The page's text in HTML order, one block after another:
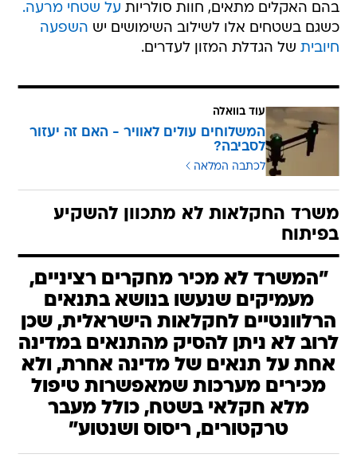
בהם האקלים מתאים, חוות סולריות על שטחי מרעה.
כשגם בשטחים אלו לשילוב השימושים יש השפעה
חיובית של הגדלת המזון לעדרים.
עוד בוואלה
המשלוחים עולים לאוויר - האם זה יעזור
לסביבה?
לכתבה המלאה
משרד החקלאות לא מתכוון להשקיע
בפיתוח
"המשרד לא מכיר מחקרים רציניים,
מעמיקים שנעשו בנושא בתנאים
הרלוונטיים לחקלאות הישראלית, שכן
לרוב לא ניתן להסיק מהתנאים במדינה
אחת על תנאים של מדינה אחרת, ולא
מכירים מערכות שמאפשרות טיפול
מלא חקלאי בשטח, כולל מעבר
טרקטורים, ריסוס ושנטוע"